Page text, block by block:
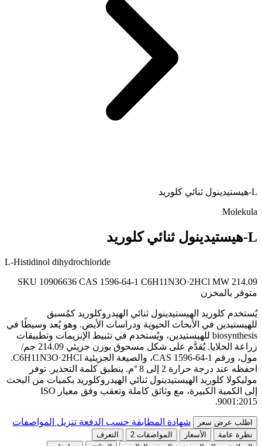
L-هيستيدينول ثنائي كلوريد
Molekula
L-هيستيدينول ثنائي كلوريد
L-Histidinol dihydrochloride
SKU 10906636 CAS 1596-64-1 C6H11N3O·2HCl MW 214.09
متوفر بالمخزن
يُستخدم كلوريد الهيستيدينول ثنائي الهيدروكلوريد كمُسبق
للهيستيدين في الأبحاث الحيوية ودراسات الأيض. وهو يُعد وسيطًا في
biosynthesis للهيستيدين، ويُستخدم في تثبيط الإنزيمات وتطبيقات
زراعة الخلايا. يُقدَّم على شكل مسحوق بوزن جزيئي 214.09 جم/
مول، ورقم CAS 1596-64-1، والصيغة الجزيئية C6H11N3O·2HCl.
احفظه عند درجة حرارة 2 إلى 8 °م. ينطبق كلمة التحذير. توفر
موليكولا كلوريد الهيستيدينول ثنائي الهيدروكلوريد بكميات من البحث
إلى الكمية الكبيرة، مع وثائق كاملة وتعقب وفق معيار ISO
9001:2015.
اطلب عرض سعر شهادة المطابقة حسب الدفعة تنزيل المواصفات
نظرة عامة الأسعار المواصفات 2
التعرف